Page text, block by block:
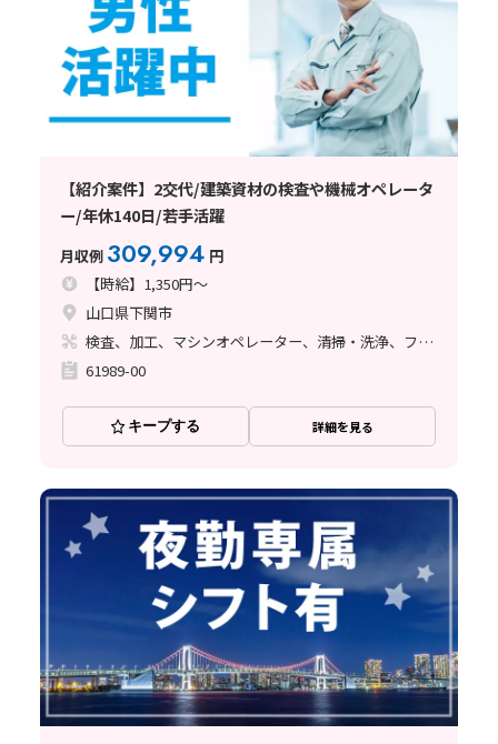
【紹介案件】2交代/建築資材の検査や機械オペレータ
ー/年休140日/若手活躍
月収例 309,994 円
【時給】1,350円～
山口県下関市
検査、加工、マシンオペレーター、清掃・洗浄、フォークリフト
61989-00
キープする 詳細を見る